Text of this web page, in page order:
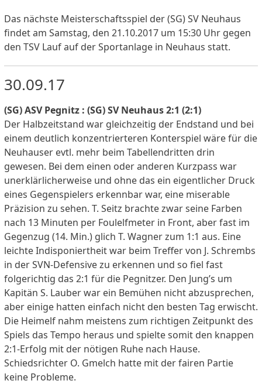
Das nächste Meisterschaftsspiel der (SG) SV Neuhaus
findet am Samstag, den 21.10.2017 um 15:30 Uhr gegen
den TSV Lauf auf der Sportanlage in Neuhaus statt.
30.09.17
(SG) ASV Pegnitz : (SG) SV Neuhaus 2:1 (2:1)
Der Halbzeitstand war gleichzeitig der Endstand und bei
einem deutlich konzentrierteren Konterspiel wäre für die
Neuhauser evtl. mehr beim Tabellendritten drin
gewesen. Bei dem einen oder anderen Kurzpass war
unerklärlicherweise und ohne das ein eigentlicher Druck
eines Gegenspielers erkennbar war, eine miserable
Präzision zu sehen. T. Seitz brachte zwar seine Farben
nach 13 Minuten per Foulelfmeter in Front, aber fast im
Gegenzug (14. Min.) glich T. Wagner zum 1:1 aus. Eine
leichte Indisponiertheit war beim Treffer von J. Schrembs
in der SVN-Defensive zu erkennen und so fiel fast
folgerichtig das 2:1 für die Pegnitzer. Den Jung’s um
Kapitän S. Lauber war ein Bemühen nicht abzusprechen,
aber einige hatten einfach nicht den besten Tag erwischt.
Die Heimelf nahm meistens zum richtigen Zeitpunkt des
Spiels das Tempo heraus und spielte somit den knappen
2:1-Erfolg mit der nötigen Ruhe nach Hause.
Schiedsrichter O. Gmelch hatte mit der fairen Partie
keine Probleme.